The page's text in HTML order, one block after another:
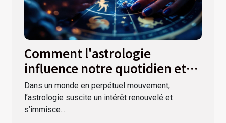
Comment l'astrologie
influence notre quotidien et
nos décisions ?
Dans un monde en perpétuel mouvement,
l’astrologie suscite un intérêt renouvelé et
s’immisce...